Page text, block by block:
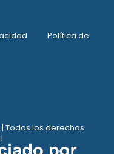
Política de
Todos los derechos